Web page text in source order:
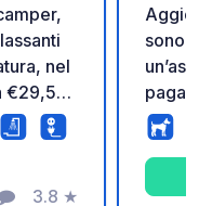
nel
€29,50
3.8 ★
sono